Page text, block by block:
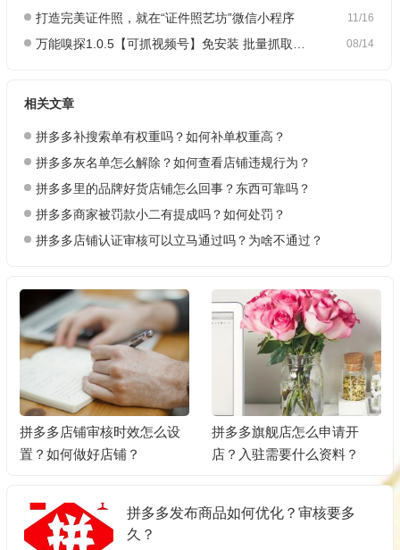
11/16
打造完美证件照，就在“证件照艺坊”微信小程序
08/14
万能嗅探1.0.5【可抓视频号】免安装 批量抓取媒体文件
相关文章
拼多多补搜索单有权重吗？如何补单权重高？
拼多多灰名单怎么解除？如何查看店铺违规行为？
拼多多里的品牌好货店铺怎么回事？东西可靠吗？
拼多多商家被罚款小二有提成吗？如何处罚？
拼多多店铺认证审核可以立马通过吗？为啥不通过？
拼多多店铺审核时效怎么设
置？如何做好店铺？
拼多多旗舰店怎么申请开
店？入驻需要什么资料？
拼多多发布商品如何优化？审核要多
久？